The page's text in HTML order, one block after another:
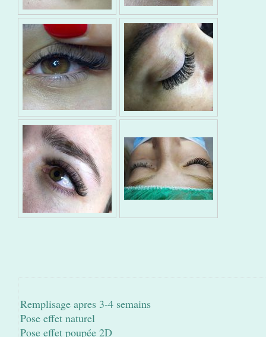
Remplisage apres 3-4 semains
Pose effet naturel
Pose effet poupée 2D